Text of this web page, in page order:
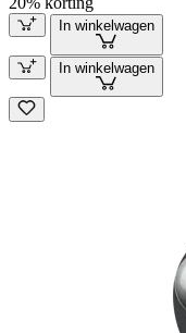
In winkelwagen
In winkelwagen